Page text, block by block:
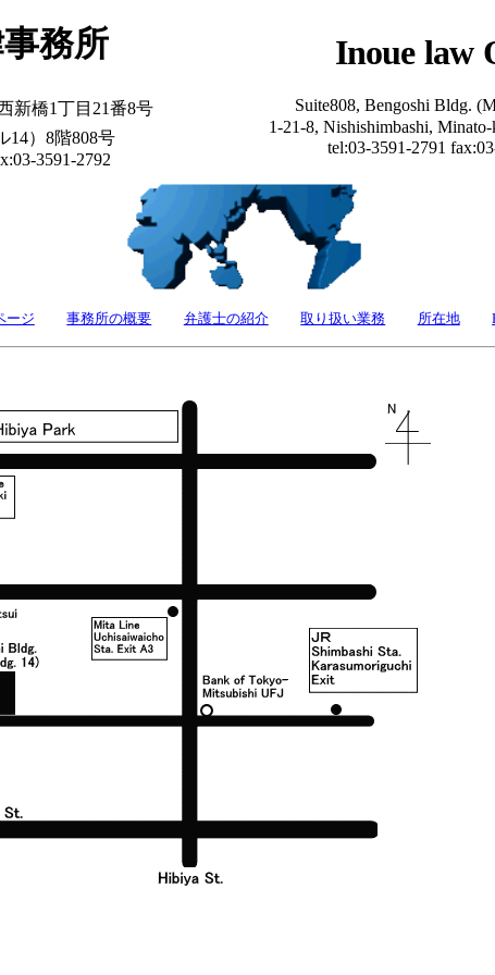
務所
新橋1丁目21番8号
14）8階808号
3591-2792
Inoue law
Suite808, Bengoshi Bldg.
1-21-8, Nishishimbashi,
tel:03-3591-2791
ージ 事務所の概要 弁護士の紹介 取り扱い業務 所在地